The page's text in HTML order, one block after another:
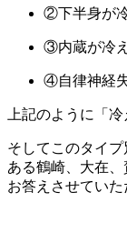
②下半身が
③内蔵が冷
④自律神経
上記のように「
そしてこのタイ
ある鶴崎、大在
お答えさせていた